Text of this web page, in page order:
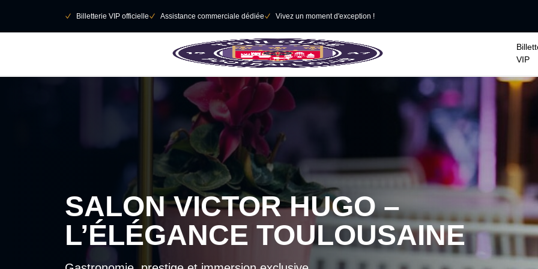
􀆅 Billetterie VIP officielle􀆅 Assistance commerciale dédiée􀆅 Vivez un moment d'exception !
VIP
SALON VICTOR HUGO –
L’ÉLÉGANCE TOULOUSAINE